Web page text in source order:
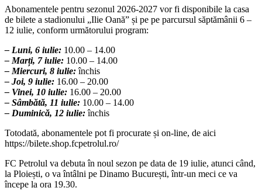
Abonamentele pentru sezonul 2026-2027 vor fi disponibile la casa
de bilete a stadionului „Ilie Oană” și pe pe parcursul săptămânii 6 –
12 iulie, conform următorului program:
– Luni, 6 iulie: 10.00 – 14.00
– Marți, 7 iulie: 10.00 – 14.00
– Miercuri, 8 iulie:închis
– Joi, 9 iulie: 16.00 – 20.00
– Vinei, 10 iulie: 16.00 – 20.00
– Sâmbătă, 11 iulie: 10.00 – 14.00
– Duminică, 12 iulie: închis
Totodată, abonamentele pot fi procurate și on-line, de aici
https://bilete.shop.fcpetrolul.ro/
FC Petrolul va debuta în noul sezon pe data de 19 iulie, atunci când,
la Ploiești, o va întâlni pe Dinamo București, într-un meci ce va
începe la ora 19.30.